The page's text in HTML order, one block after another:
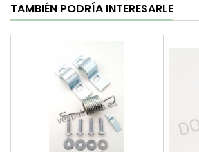
TAMBIÉN PODRÍA INTERESARLE